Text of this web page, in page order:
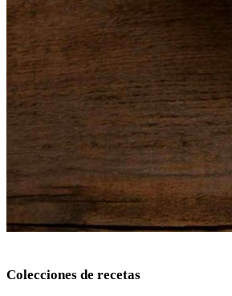
Colecciones de recetas